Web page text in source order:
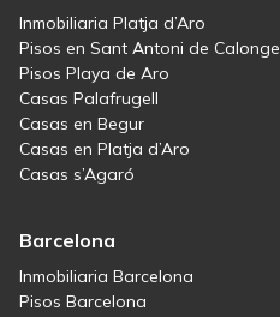
Inmobiliaria Platja d’Aro
Pisos en Sant Antoni de Calonge
Pisos Playa de Aro
Casas Palafrugell
Casas en Begur
Casas en Platja d’Aro
Casas s’Agaró
Barcelona
Inmobiliaria Barcelona
Pisos Barcelona